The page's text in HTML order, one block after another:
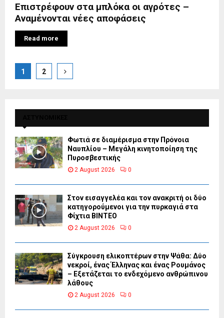
Επιστρέφουν στα μπλόκα οι αγρότες –
Αναμένονται νέες αποφάσεις
Read more
Posts
1 2
Φωτιά σε διαμέρισμα στην Πρόνοια
Ναυπλίου – Μεγάλη κινητοποίηση της
Πυροσβεστικής
2 August 2026 0
Στον εισαγγελέα και τον ανακριτή οι δύο
κατηγορούμενοι για την πυρκαγιά στα
Φίχτια ΒΙΝΤΕΟ
2 August 2026 0
Σύγκρουση ελικοπτέρων στην Ψάθα: Δύο
νεκροί, ένας Έλληνας και ένας Ρουμάνος
– Εξετάζεται το ενδεχόμενο ανθρώπινου
λάθους
2 August 2026 0